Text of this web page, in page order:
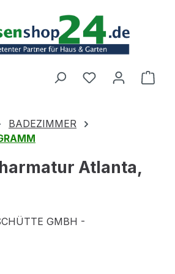
BADEZIMMER
Atlanta,
GMBH -